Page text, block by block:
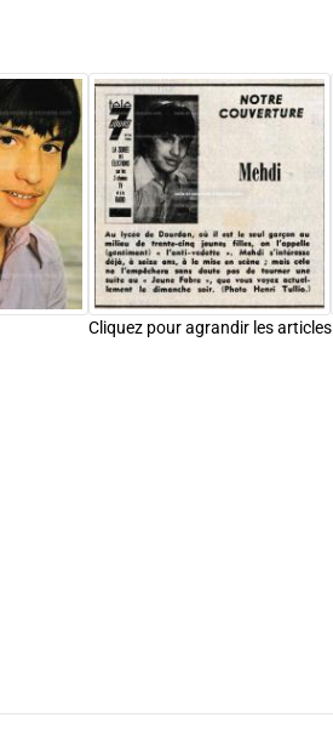
Cliquez pour agrandir les articles